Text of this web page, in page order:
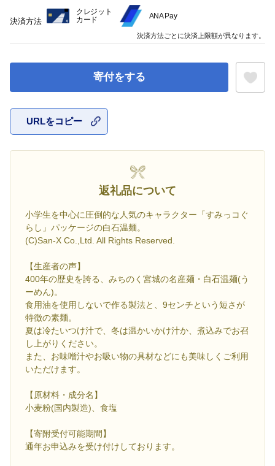
寄付をする
URLをコピー
返礼品について
小学生を中心に圧倒的な人気のキャラクター「すみっコぐ
らし」パッケージの白石温麺。
(C)San-X Co.,Ltd. All Rights Reserved.
【生産者の声】
400年の歴史を誇る、みちのく宮城の名産麺・白石温麺(う
ーめん)。
食用油を使用しないで作る製法と、9センチという短さが
特徴の素麺。
夏は冷たいつけ汁で、冬は温かいかけ汁か、煮込みでお召
し上がりください。
また、お味噌汁やお吸い物の具材などにも美味しくご利用
いただけます。
【原材料・成分名】
小麦粉(国内製造)、食塩
【寄附受付可能期間】
通年お申込みを受け付けしております。
決済方法
クレジット
カード
ANA Pay
決済方法ごとに決済上限額が異なります。